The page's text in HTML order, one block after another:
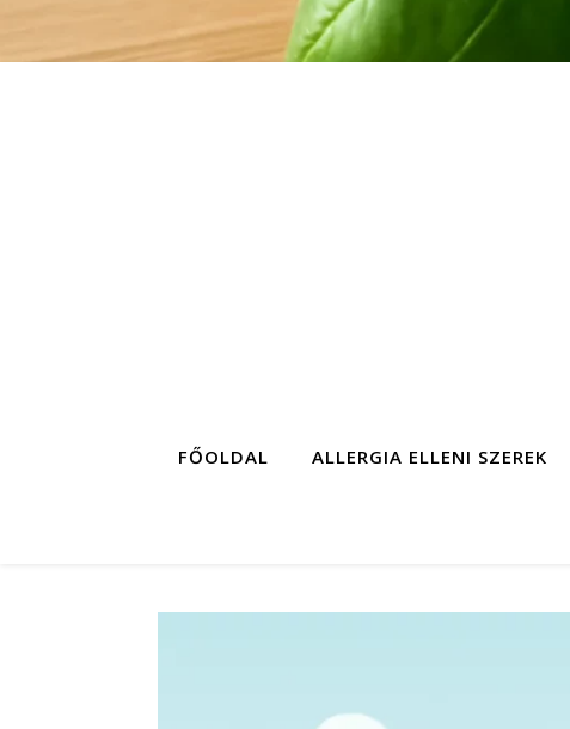
FŐOLDAL ALLERGIA ELLENI SZEREK